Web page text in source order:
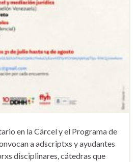
en la Cárcel y el Programa de
a adscriptxs y ayudantes
disciplinares, cátedras que